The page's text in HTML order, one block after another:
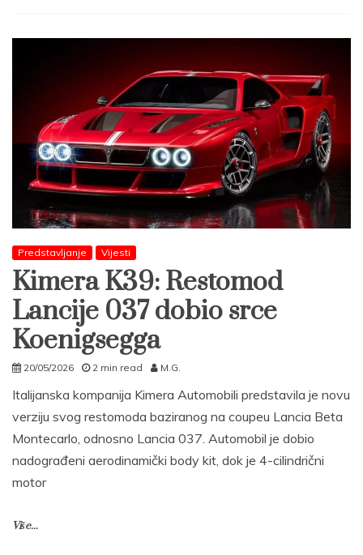
Predstavljanje Vijesti
Kimera K39: Restomod
Lancije 037 dobio srce
Koenigsegga
20/05/2026 2 min read M.G.
Italijanska kompanija Kimera Automobili predstavila je novu
verziju svog restomoda baziranog na coupeu Lancia Beta
Montecarlo, odnosno Lancia 037. Automobil je dobio
nadograđeni aerodinamički body kit, dok je 4-cilindrični
motor
Više...